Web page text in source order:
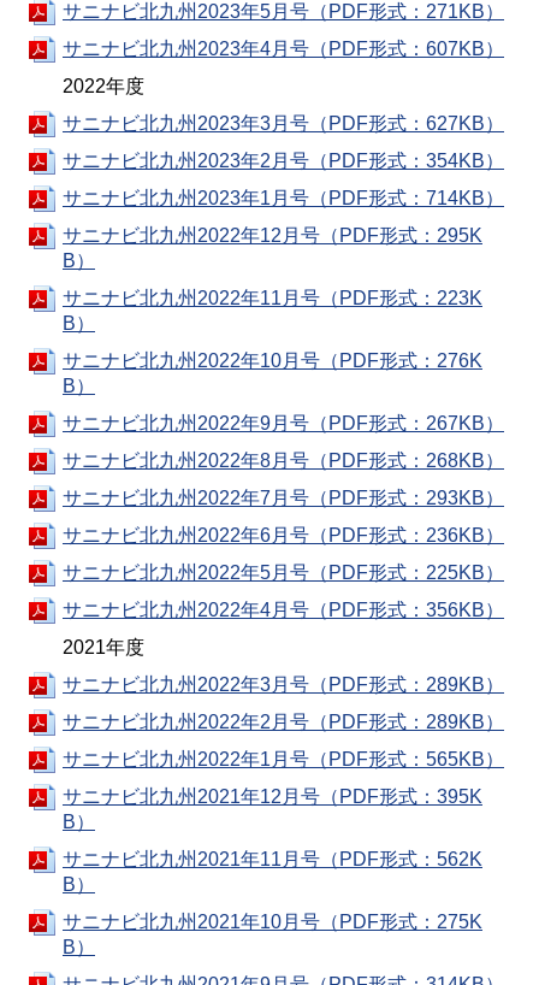
サニナビ北九州2023年5月号（PDF形式：271KB）
サニナビ北九州2023年4月号（PDF形式：607KB）
2022年度
サニナビ北九州2023年3月号（PDF形式：627KB）
サニナビ北九州2023年2月号（PDF形式：354KB）
サニナビ北九州2023年1月号（PDF形式：714KB）
サニナビ北九州2022年12月号（PDF形式：295K
B）
サニナビ北九州2022年11月号（PDF形式：223K
B）
サニナビ北九州2022年10月号（PDF形式：276K
B）
サニナビ北九州2022年9月号（PDF形式：267KB）
サニナビ北九州2022年8月号（PDF形式：268KB）
サニナビ北九州2022年7月号（PDF形式：293KB）
サニナビ北九州2022年6月号（PDF形式：236KB）
サニナビ北九州2022年5月号（PDF形式：225KB）
サニナビ北九州2022年4月号（PDF形式：356KB）
2021年度
サニナビ北九州2022年3月号（PDF形式：289KB）
サニナビ北九州2022年2月号（PDF形式：289KB）
サニナビ北九州2022年1月号（PDF形式：565KB）
サニナビ北九州2021年12月号（PDF形式：395K
B）
サニナビ北九州2021年11月号（PDF形式：562K
B）
サニナビ北九州2021年10月号（PDF形式：275K
B）